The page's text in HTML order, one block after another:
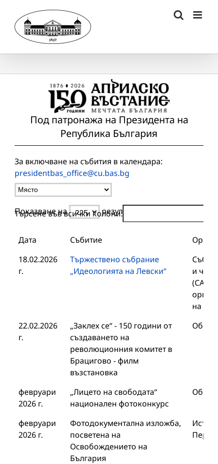
content
Под патронажа на Президента на
Република България
За включване на събития в календара:
presidentbas_office@cu.bas.bg
Показване на резултата
Търсене във всички колони:
Дата Събитие
18.02.2026
г.
Тържествено събрание
„Идеологията на Левски“
и
на
22.02.2026
г.
„Заклех се“ - 150 години от
създаването на
революционния комитет в
Брацигово - филм
възстановка
февруари
2026 г.
„Лицето на свободата“
национален фотоконкурс
февруари
2026 г.
Фотодокументална изложба,
посветена на
Освобождението на
България